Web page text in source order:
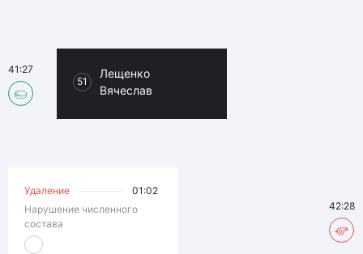
51
Лещенко
Вячеслав
41:27
Удаление
01:02
Нарушение численного
состава
42:28